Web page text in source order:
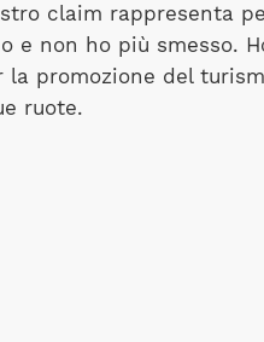
claim rappresenta
e non ho più
promozione del
ruote.